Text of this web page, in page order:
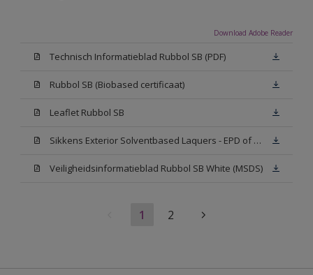
Download Adobe Reader
Technisch Informatieblad Rubbol SB (PDF)
Rubbol SB (Biobased certificaat)
Leaflet Rubbol SB
Sikkens Exterior Solventbased Laquers - EPD of Milieuproductverklaring
Veiligheidsinformatieblad Rubbol SB White (MSDS)
1 2